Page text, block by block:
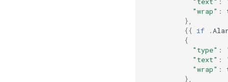
"wrap" :
},
{{ if .
{
"type" :
"text" :
"wrap" :
},